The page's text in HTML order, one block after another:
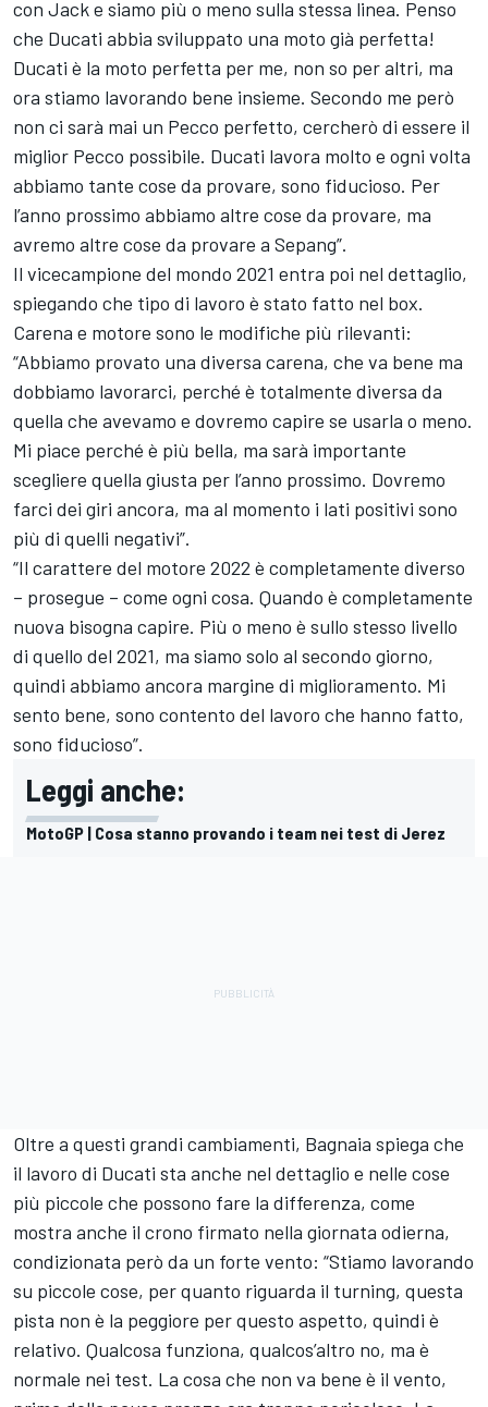
con Jack e siamo più o meno sulla stessa linea. Penso
che Ducati abbia sviluppato una moto già perfetta!
Ducati è la moto perfetta per me, non so per altri, ma
ora stiamo lavorando bene insieme. Secondo me però
non ci sarà mai un Pecco perfetto, cercherò di essere il
miglior Pecco possibile. Ducati lavora molto e ogni volta
abbiamo tante cose da provare, sono fiducioso. Per
l’anno prossimo abbiamo altre cose da provare, ma
avremo altre cose da provare a Sepang”.
Il vicecampione del mondo 2021 entra poi nel dettaglio,
spiegando che tipo di lavoro è stato fatto nel box.
Carena e motore sono le modifiche più rilevanti:
“Abbiamo provato una diversa carena, che va bene ma
dobbiamo lavorarci, perché è totalmente diversa da
quella che avevamo e dovremo capire se usarla o meno.
Mi piace perché è più bella, ma sarà importante
scegliere quella giusta per l’anno prossimo. Dovremo
farci dei giri ancora, ma al momento i lati positivi sono
più di quelli negativi”.
“Il carattere del motore 2022 è completamente diverso
– prosegue – come ogni cosa. Quando è completamente
nuova bisogna capire. Più o meno è sullo stesso livello
di quello del 2021, ma siamo solo al secondo giorno,
quindi abbiamo ancora margine di miglioramento. Mi
sento bene, sono contento del lavoro che hanno fatto,
sono fiducioso”.
Leggi anche:
MotoGP | Cosa stanno provando i team nei test di Jerez
Oltre a questi grandi cambiamenti, Bagnaia spiega che
il lavoro di Ducati sta anche nel dettaglio e nelle cose
più piccole che possono fare la differenza, come
mostra anche il crono firmato nella giornata odierna,
condizionata però da un forte vento: “Stiamo lavorando
su piccole cose, per quanto riguarda il turning, questa
pista non è la peggiore per questo aspetto, quindi è
relativo. Qualcosa funziona, qualcos’altro no, ma è
normale nei test. La cosa che non va bene è il vento,